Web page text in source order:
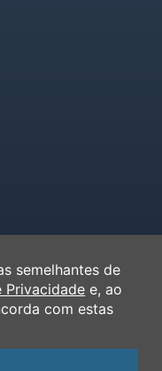
semelhantes de
Privacidade e, ao
com estas